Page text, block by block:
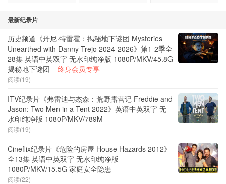
最新纪录片
历史频道《丹尼·特雷霍：揭秘地下谜团 Mysteries
Unearthed with Danny Trejo 2024-2026》第1-2季全
28集 英语中英双字 无水印纯净版 1080P/MKV/45.8G
揭秘地下谜团---终身会员专享
阅读(19)
ITV纪录片《弗雷迪与杰森：荒野露营记 Freddie and
Jason: Two Men in a Tent 2022》英语中英双字 无
水印纯净版 1080P/MKV/789M
阅读(19)
Cineflix纪录片《危险的房屋 House Hazards 2012》
全13集 英语中英双字 无水印纯净版
1080P/MKV/15.5G 家庭安全隐患
阅读(22)